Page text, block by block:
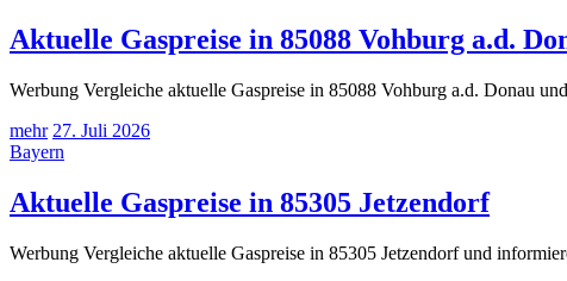
Aktuelle Gaspreise in 85088 Vohburg a.d.
Werbung Vergleiche aktuelle Gaspreise in 85088 Vohburg a.d. Donau
mehr 27. Juli 2026
Bayern
Aktuelle Gaspreise in 85305 Jetzendorf
Werbung Vergleiche aktuelle Gaspreise in 85305 Jetzendorf und